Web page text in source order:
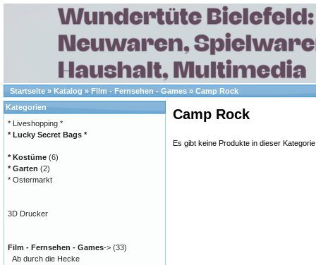
Startseite » Katalog » Film - Fernsehen - Games » Camp Rock
Camp Rock
Es gibt keine Produkte in dieser
Kategorien
* Liveshopping *
* Lucky Secret Bags *
* Kostüme (6)
* Garten (2)
* Ostermarkt
3D Drucker
Film - Fernsehen - Games-> (33)
Ab durch die Hecke